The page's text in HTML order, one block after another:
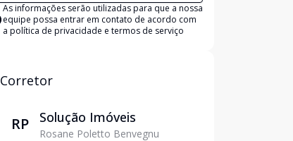
As informações serão utilizadas para que a nossa
equipe possa entrar em contato de acordo com
a política de privacidade e termos de serviço
Corretor
RP Solução Imóveis
Rosane Poletto Benvegnu